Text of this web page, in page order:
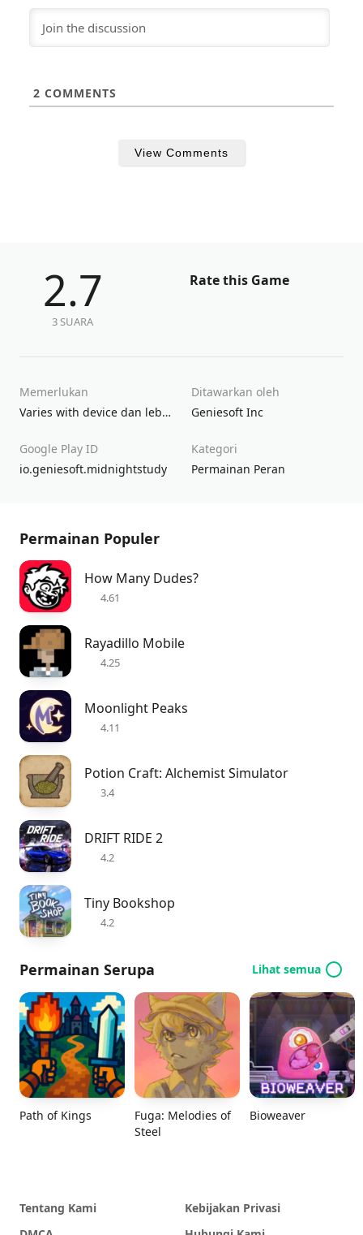
2 COMMENTS
View Comments
2.7
3 SUARA
Rate this Game
Memerlukan
Varies with device dan lebih tinggi
Ditawarkan oleh
Geniesoft Inc
Google Play ID
io.geniesoft.midnightstudy
Kategori
Permainan Peran
Permainan Populer
How Many Dudes?
4.61
Rayadillo Mobile
4.25
Moonlight Peaks
4.11
Potion Craft: Alchemist Simulator
3.4
DRIFT RIDE 2
4.2
Tiny Bookshop
4.2
Permainan Serupa Lihat semua
Path of Kings
Fuga: Melodies of
Steel
Bioweaver
Tentang Kami
Kebijakan Privasi